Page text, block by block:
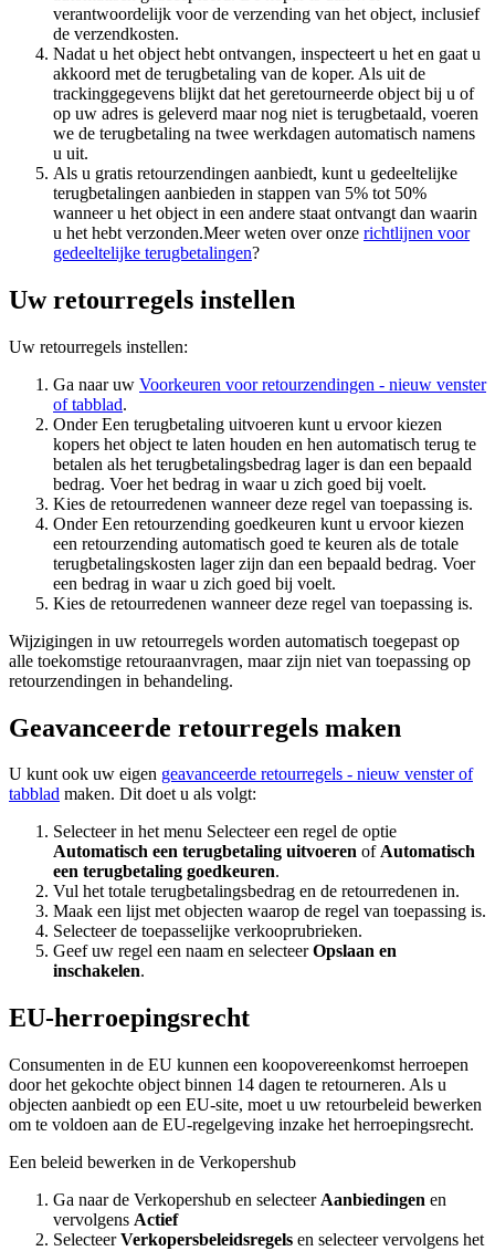
verantwoordelijk voor de verzending van het object, inclusief
de verzendkosten.
Nadat u het object hebt ontvangen, inspecteert u het en gaat u
akkoord met de terugbetaling van de koper. Als uit de
trackinggegevens blijkt dat het geretourneerde object bij u of
op uw adres is geleverd maar nog niet is terugbetaald, voeren
we de terugbetaling na twee werkdagen automatisch namens
u uit.
Als u gratis retourzendingen aanbiedt, kunt u gedeeltelijke
terugbetalingen aanbieden in stappen van 5% tot 50%
wanneer u het object in een andere staat ontvangt dan waarin
u het hebt verzonden.Meer weten over onze richtlijnen voor
gedeeltelijke terugbetalingen?
Uw retourregels instellen
Uw retourregels instellen:
Ga naar uw Voorkeuren voor retourzendingen - nieuw venster
of tabblad.
Onder Een terugbetaling uitvoeren kunt u ervoor kiezen
kopers het object te laten houden en hen automatisch terug te
betalen als het terugbetalingsbedrag lager is dan een bepaald
bedrag. Voer het bedrag in waar u zich goed bij voelt.
Kies de retourredenen wanneer deze regel van toepassing is.
Onder Een retourzending goedkeuren kunt u ervoor kiezen
een retourzending automatisch goed te keuren als de totale
terugbetalingskosten lager zijn dan een bepaald bedrag. Voer
een bedrag in waar u zich goed bij voelt.
Kies de retourredenen wanneer deze regel van toepassing is.
Wijzigingen in uw retourregels worden automatisch toegepast op
alle toekomstige retouraanvragen, maar zijn niet van toepassing op
retourzendingen in behandeling.
Geavanceerde retourregels maken
U kunt ook uw eigen geavanceerde retourregels - nieuw venster of
tabblad maken. Dit doet u als volgt:
Selecteer in het menu Selecteer een regel de optie
Automatisch een terugbetaling uitvoeren ofAutomatisch
een terugbetaling goedkeuren.
Vul het totale terugbetalingsbedrag en de retourredenen in.
Maak een lijst met objecten waarop de regel van toepassing is.
Selecteer de toepasselijke verkooprubrieken.
Geef uw regel een naam en selecteerOpslaan en
inschakelen.
EU-herroepingsrecht
Consumenten in de EU kunnen een koopovereenkomst herroepen
door het gekochte object binnen 14 dagen te retourneren. Als u
objecten aanbiedt op een EU-site, moet u uw retourbeleid bewerken
om te voldoen aan de EU-regelgeving inzake het herroepingsrecht.
Een beleid bewerken in de Verkopershub
Ga naar de Verkopershub en selecteer Aanbiedingen en
vervolgens Actief
SelecteerVerkopersbeleidsregels en selecteer vervolgens het